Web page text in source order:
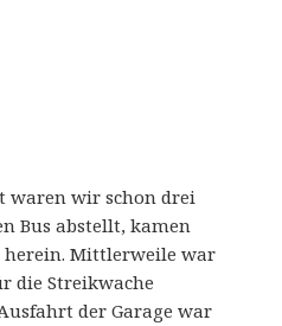
waren wir schon drei
Bus abstellt, kamen
Mittlerweile war
die Streikwache
der Garage war